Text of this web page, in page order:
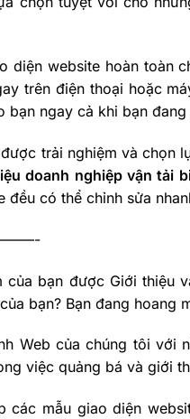
diện website hoàn toàn
trên điện thoại hoặc
bạn ngay cả khi bạn đang
trải nghiệm và chọn
doanh nghiệp vận tải
đều có thể chỉnh sửa
của bạn được Giới thiệu
bạn? Bạn đang hoang
Web của chúng tôi với
việc quảng bá và giới
các mẫu giao diện